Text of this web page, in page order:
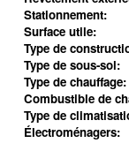
Stationnement:
Surface utile:
Type de
Type de sous-sol:
Type de chauffage:
Combustible de
Type de
Électroménagers: